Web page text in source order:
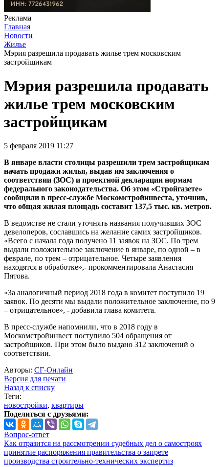
Реклама
Главная
Новости
Жилье
Мэрия разрешила продавать жилье трем московским
застройщикам
Мэрия разрешила продавать
жилье трем московским
застройщикам
5 февраля 2019 11:27
В январе власти столицы разрешили трем застройщикам
начать продажи жилья, выдав им заключения о
соответствии (ЗОС) и проектной декларации нормам
федерального законодательства. Об этом «Стройгазете»
сообщили в пресс-службе Москомстройинвеста, уточнив,
что общая жилая площадь составит 137,5 тыс. кв. метров.
В ведомстве не стали уточнять названия получивших ЗОС
девелоперов, сославшись на желание самих застройщиков.
«Всего с начала года получено 11 заявок на ЗОС. По трем
выдали положительное заключение в январе, по одной – в
феврале, по трем – отрицательное. Четыре заявления
находятся в обработке»,- прокомментировала Анастасия
Пятова.
«За аналогичный период 2018 года в комитет поступило 19
заявок. По десяти мы выдали положительное заключение, по 9
– отрицательное», - добавила глава комитета.
В пресс-службе напомнили, что в 2018 году в
Москомстройинвест поступило 504 обращения от
застройщиков. При этом было выдано 312 заключений о
соответствии.
Авторы: СГ-Онлайн
Версия для печати
Назад к списку
Теги:
новостройки, квартиры
Поделиться с друзьями:
Вопрос-ответ
Как отразится на рассмотрении судебных дел о самостроях
принятие распоряжения правительства о запрете
производства строительно-технических экспертиз